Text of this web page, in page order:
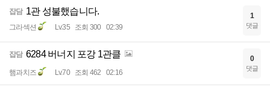
잡담 1관 성불했습니다.
그라섹션 Lv.35 조회 300 02:39
1
댓글
잡담 6284 버너지 포강 1관클
햄과치즈 Lv.70 조회 462 02:16
0
댓글